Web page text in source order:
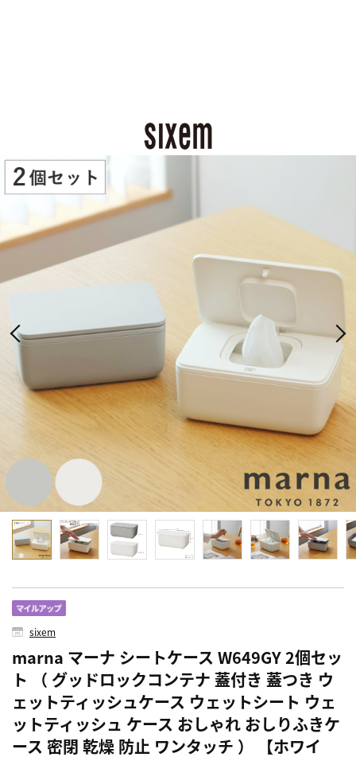
sixem
marna マーナ シートケース W649GY 2個セッ
ト （ グッドロックコンテナ 蓋付き 蓋つき ウ
ェットティッシュケース ウェットシート ウェ
ットティッシュ ケース おしゃれ おしりふきケ
ース 密閉 乾燥 防止 ワンタッチ ） 【ホワイ